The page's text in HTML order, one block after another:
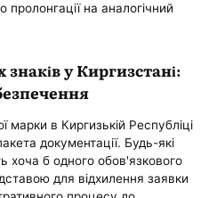
пролонгації на аналогічний
знаків у Киргизстані:
марки в Киргизькій Республіці
документації. Будь-які
хоча б одного обов'язкового
для відхилення заявки